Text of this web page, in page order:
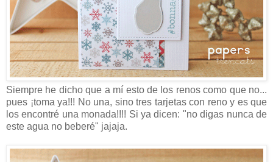
Siempre he dicho que a mí esto de los renos como que no...
pues ¡toma ya!!! No una, sino tres tarjetas con reno y es que
los encontré una monada!!!! Si ya dicen: "no digas nunca de
este agua no beberé" jajaja.